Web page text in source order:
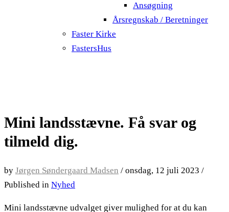
Ansøgning
Årsregnskab / Beretninger
Faster Kirke
FastersHus
Mini landsstævne. Få svar og
tilmeld dig.
by Jørgen Søndergaard Madsen / onsdag, 12 juli 2023 /
Published in Nyhed
Mini landsstævne udvalget giver mulighed for at du kan